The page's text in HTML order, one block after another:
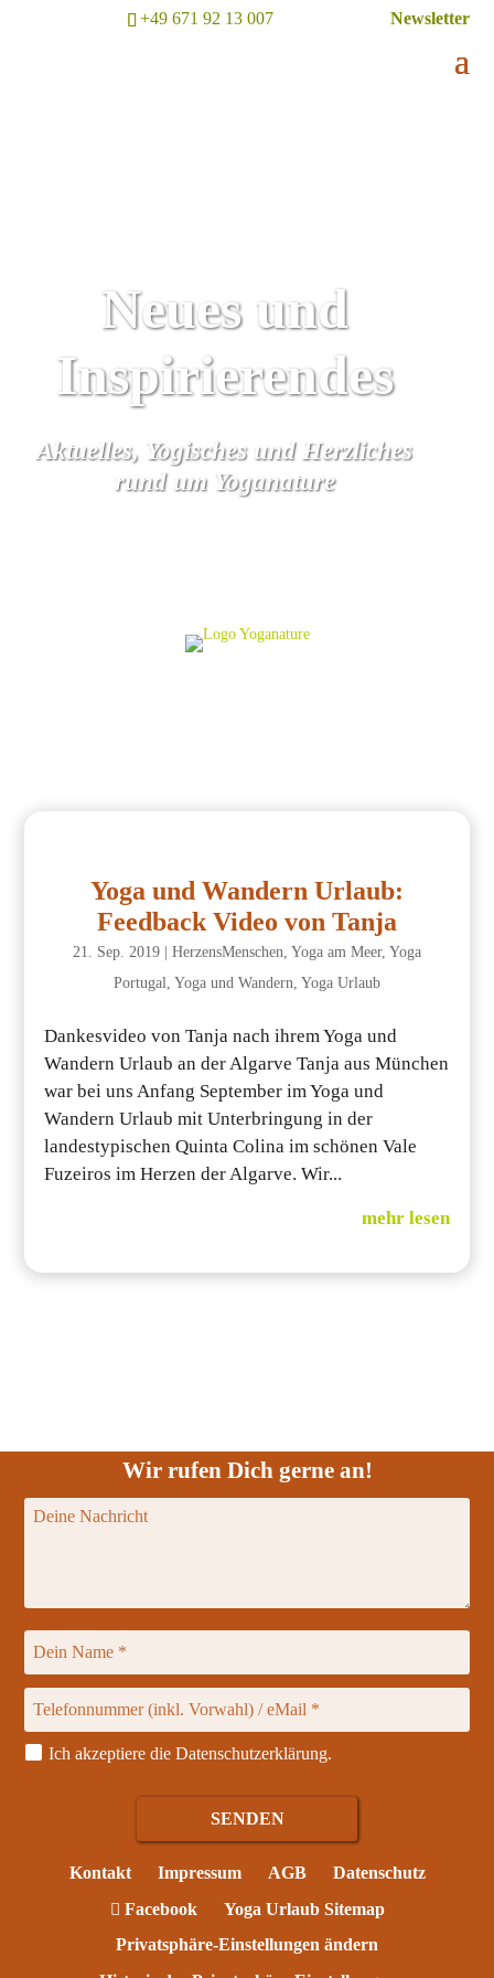
+49 671 92 13 007 Newsletter
Neues und
Inspirierendes
Aktuelles, Yogisches und Herzliches
rund um Yoganature
Yoga und Wandern Urlaub:
Feedback Video von Tanja
21. Sep. 2019| HerzensMenschen, Yoga am Meer, Yoga
Portugal, Yoga und Wandern, Yoga Urlaub
Dankesvideo von Tanja nach ihrem Yoga und
Wandern Urlaub an der Algarve Tanja aus München
war bei uns Anfang September im Yoga und
Wandern Urlaub mit Unterbringung in der
landestypischen Quinta Colina im schönen Vale
Fuzeiros im Herzen der Algarve. Wir...
mehr lesen
Wir rufen Dich gerne an!
Ich akzeptiere dieDatenschutzerklärung.
Kontakt Impressum AGB
Datenschutz
Facebook
Yoga Urlaub Sitemap
Privatsphäre-Einstellungen ändern